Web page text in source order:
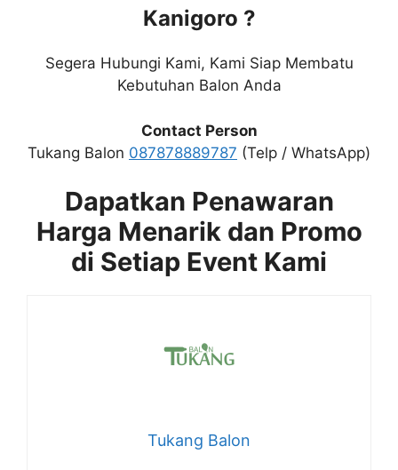
Kanigoro ?
Segera Hubungi Kami, Kami Siap Membatu
Kebutuhan Balon Anda
Contact Person
Tukang Balon 087878889787 (Telp / WhatsApp)
Dapatkan Penawaran
Harga Menarik dan Promo
di Setiap Event Kami
Tukang Balon